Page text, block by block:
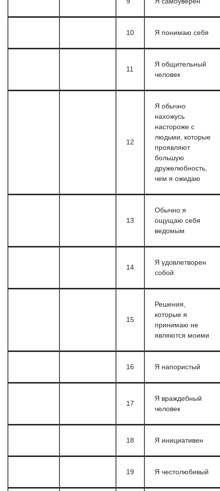
10 Я понимаю себя
11
Я общительный
человек
12
Я обычно
нахожусь
настороже с
людьми, которые
проявляют
большую
дружелюбность,
чем я ожидаю
13
Обычно я
ощущаю себя
ведомым
14
Я удовлетворен
собой
15
Решения,
которые я
принимаю не
являются моими
16 Я напористый
17
Я враждебный
человек
18 Я инициативен
19 Я честолюбивый